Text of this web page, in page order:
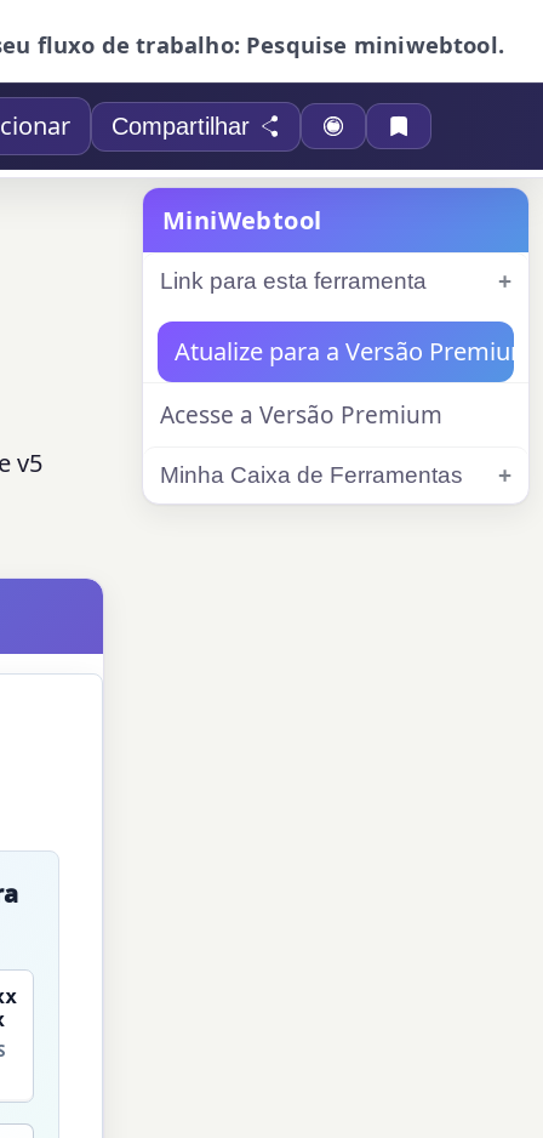
fluxo de trabalho: Pesquise miniwebtool.
Compartilhar
v5
MiniWebtool
Link para esta ferramenta
Atualize para a Versão Premium
Acesse a Versão Premium
Minha Caixa de Ferramentas